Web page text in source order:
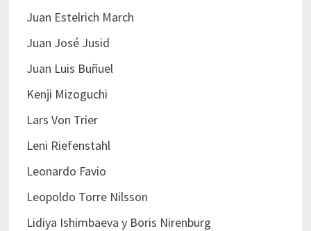
Juan Estelrich March
Juan José Jusid
Juan Luis Buñuel
Kenji Mizoguchi
Lars Von Trier
Leni Riefenstahl
Leonardo Favio
Leopoldo Torre Nilsson
Lidiya Ishimbaeva y Boris Nirenburg